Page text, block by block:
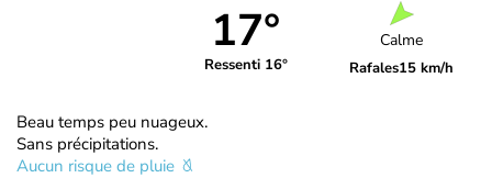
17°
Ressenti 16°
Calme
Rafales15 km/h
Beau temps peu nuageux.
Sans précipitations.
Aucun risque de pluie